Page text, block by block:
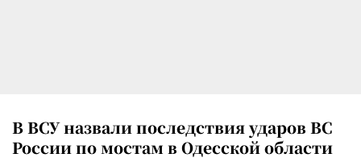
В ВСУ назвали последствия ударов ВС
России по мостам в Одесской области